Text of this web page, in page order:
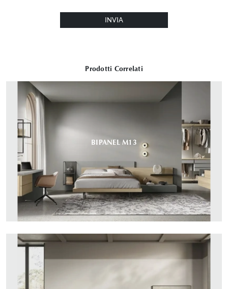
Prodotti Correlati
BIPANEL M13
INVIA